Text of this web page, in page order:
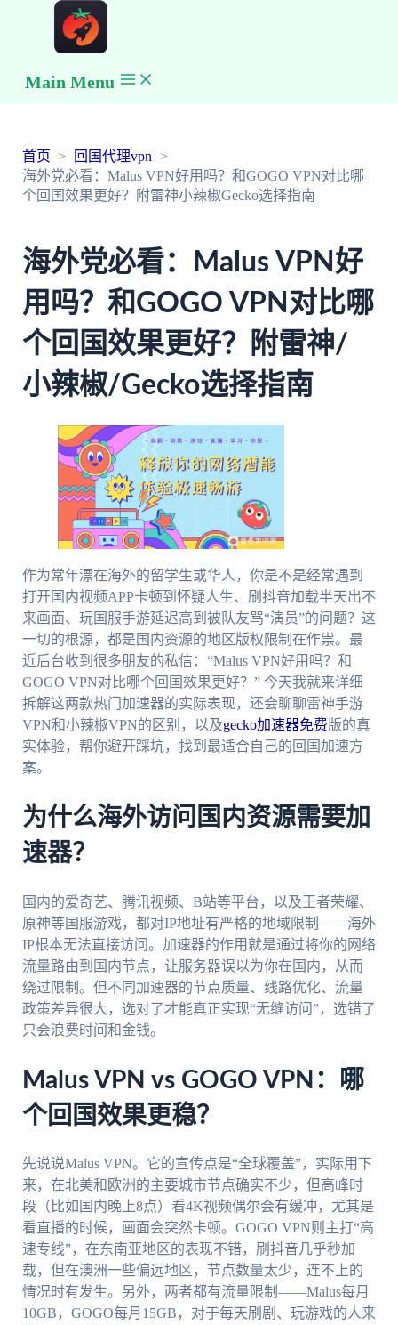
Main Menu
首页
回国代理vpn
海外党必看：Malus VPN好用吗？和GOGO VPN对比哪
个回国效果更好？附雷神小辣椒Gecko选择指南
海外党必看：Malus VPN好
用吗？和GOGO VPN对比哪
个回国效果更好？附雷神/
小辣椒/Gecko选择指南
作为常年漂在海外的留学生或华人，你是不是经常遇到
打开国内视频APP卡顿到怀疑人生、刷抖音加载半天出不
来画面、玩国服手游延迟高到被队友骂“演员”的问题？这
一切的根源，都是国内资源的地区版权限制在作祟。最
近后台收到很多朋友的私信：“Malus VPN好用吗？和
GOGO VPN对比哪个回国效果更好？” 今天我就来详细
拆解这两款热门加速器的实际表现，还会聊聊雷神手游
VPN和小辣椒VPN的区别，以及gecko加速器免费版的真
实体验，帮你避开踩坑，找到最适合自己的回国加速方
案。
为什么海外访问国内资源需要加
速器？
国内的爱奇艺、腾讯视频、B站等平台，以及王者荣耀、
原神等国服游戏，都对IP地址有严格的地域限制——海外
IP根本无法直接访问。加速器的作用就是通过将你的网络
流量路由到国内节点，让服务器误以为你在国内，从而
绕过限制。但不同加速器的节点质量、线路优化、流量
政策差异很大，选对了才能真正实现“无缝访问”，选错了
只会浪费时间和金钱。
Malus VPN vs GOGO VPN：哪
个回国效果更稳？
先说说Malus VPN。它的宣传点是“全球覆盖”，实际用下
来，在北美和欧洲的主要城市节点确实不少，但高峰时
段（比如国内晚上8点）看4K视频偶尔会有缓冲，尤其是
看直播的时候，画面会突然卡顿。GOGO VPN则主打“高
速专线”，在东南亚地区的表现不错，刷抖音几乎秒加
载，但在澳洲一些偏远地区，节点数量太少，连不上的
情况时有发生。另外，两者都有流量限制——Malus每月
10GB，GOGO每月15GB，对于每天刷剧、玩游戏的人来